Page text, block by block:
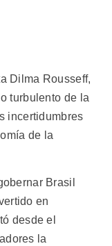
Dilma Rousseff,
turbulento de la
incertidumbres
de la
Brasil
en
desde el
la